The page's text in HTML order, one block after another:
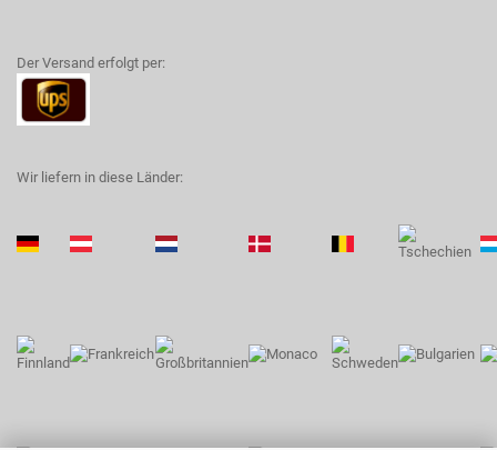
Der Versand erfolgt per:
Wir liefern in diese Länder: